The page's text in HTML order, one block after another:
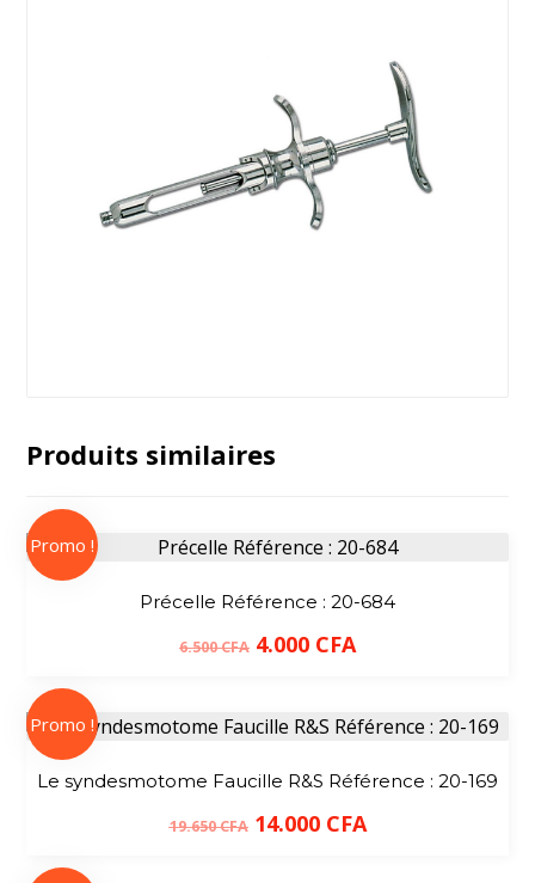
Produits similaires
Précelle Référence : 20-684
6.500CFA 4.000 CFA
Promo !
Le syndesmotome Faucille R&S Référence : 20-169
19.650CFA 14.000 CFA
Promo !